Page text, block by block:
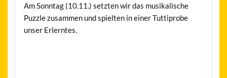
Am Sonntag (10.11.) setzten wir das musikalische
Puzzle zusammen und spielten in einer Tuttiprobe
unser Erlerntes.